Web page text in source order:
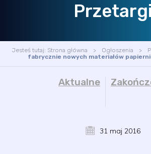
DEKLARACJA DOSTĘPNOŚCI
Przetargi
Jesteś tutaj: Strona główna Ogłoszenia
fabrycznie nowych materiałów
Aktualne
31 maj 2016